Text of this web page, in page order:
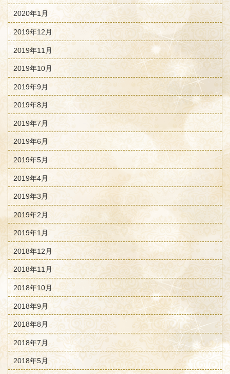
2020年1月
2019年12月
2019年11月
2019年10月
2019年9月
2019年8月
2019年7月
2019年6月
2019年5月
2019年4月
2019年3月
2019年2月
2019年1月
2018年12月
2018年11月
2018年10月
2018年9月
2018年8月
2018年7月
2018年5月